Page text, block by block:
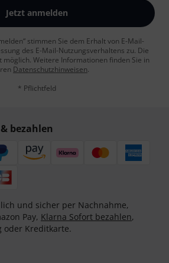
Jetzt anmelden
stimmen Sie dem Erhalt von E-Mail-
des E-Mail-Nutzungsverhaltens zu. Die
Weitere Informationen finden Sie in
Datenschutzhinweisen.
* Pflichtfeld
bezahlen
und sicher per Nachnahme,
Pay, Klarna Sofort bezahlen,
oder Kreditkarte.